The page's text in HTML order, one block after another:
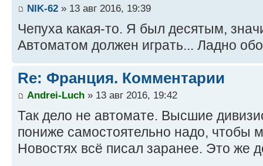
NIK-62 » 13 авг 2016, 19:39
Чепуха какая-то. Я был десятым,
Автоматом должен играть... Ладно
Re: Франция. Комментарии
Andrei-Luch » 13 авг 2016, 19:42
Так дело не автомате. Высшие
пониже самостоятельно надо, чтобы
Новостях всё писал заранее. Это же